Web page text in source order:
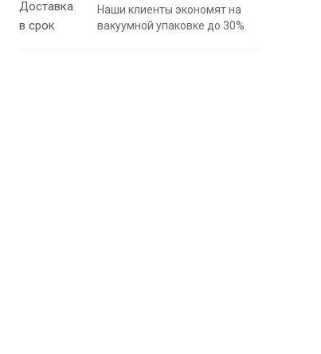
Наши клиенты экономят на
вакуумной упаковке до 30%